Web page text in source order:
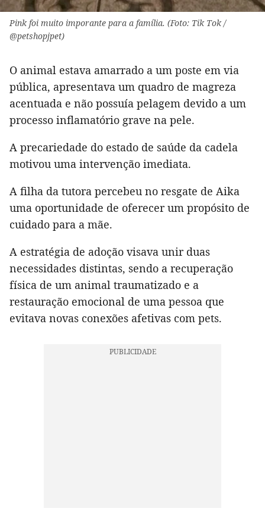
Pink foi muito imporante para a família. (Foto: Tik Tok /
@petshopjpet)
O animal estava amarrado a um poste em via
pública, apresentava um quadro de magreza
acentuada e não possuía pelagem devido a um
processo inflamatório grave na pele.
A precariedade do estado de saúde da cadela
motivou uma intervenção imediata.
A filha da tutora percebeu no resgate de Aika
uma oportunidade de oferecer um propósito de
cuidado para a mãe.
A estratégia de adoção visava unir duas
necessidades distintas, sendo a recuperação
física de um animal traumatizado e a
restauração emocional de uma pessoa que
evitava novas conexões afetivas com pets.